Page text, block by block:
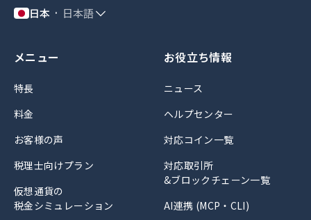
日本 日本語
メニュー
特長
料金
お客様の声
税理士向けプラン
仮想通貨の
税金シミュレーション
お役立ち情報
ニュース
ヘルプセンター
対応コイン一覧
対応取引所
&ブロックチェーン一覧
AI連携 (MCP・CLI)